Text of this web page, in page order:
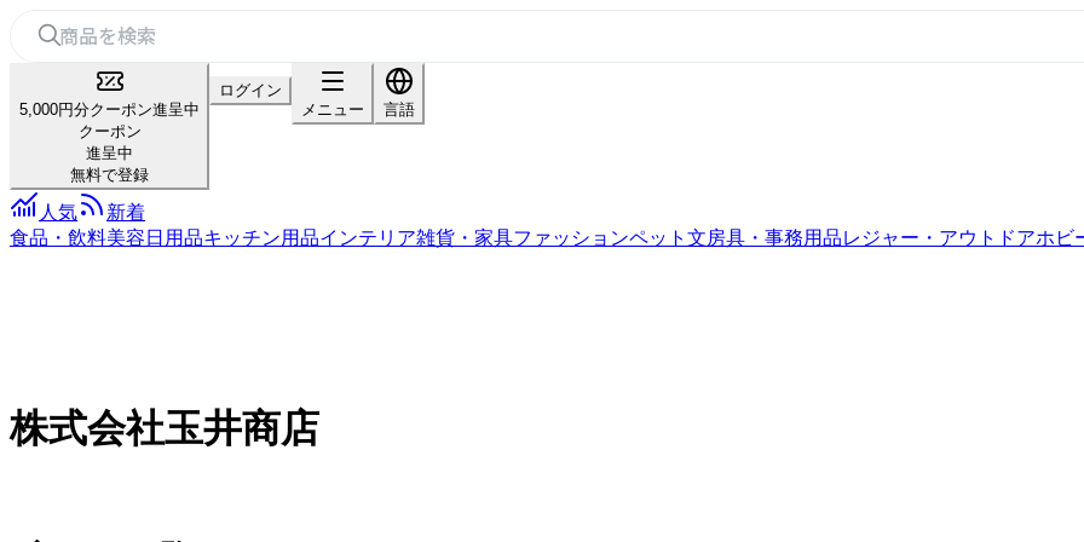
5,000円分クーポン進呈中
クーポン
進呈中
無料で登録
ログイン
メニュー
言語
人気
新着
食品・飲料美容 日用品キッチン用品インテリア雑貨・家具ファッションペット 文房具・事務用品レジャー・アウトドアホビ
株式会社玉井商店